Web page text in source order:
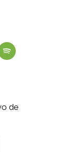
de